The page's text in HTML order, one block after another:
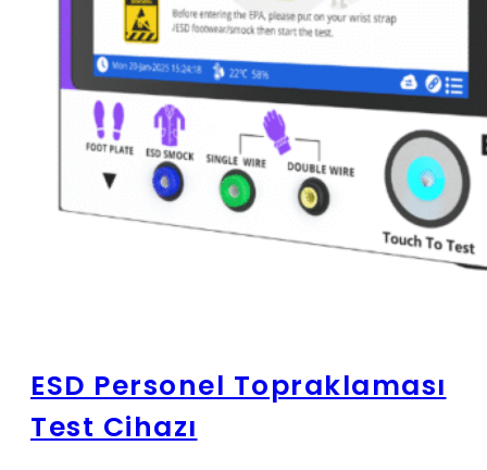
ESD Personel Topraklaması
Test Cihazı